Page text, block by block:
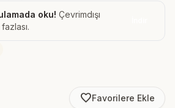
oku! Çevrimdışı
favorite_borderFavorilere Ekle